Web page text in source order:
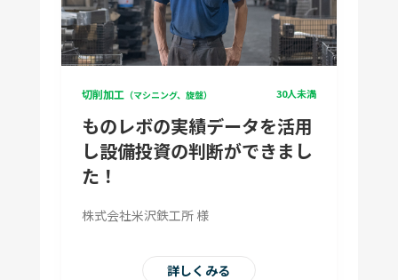
切削加工 （マシニング、旋盤） 30人未満
ものレボの実績データを活用
し設備投資の判断ができまし
た！
株式会社米沢鉄工所 様
詳しくみる